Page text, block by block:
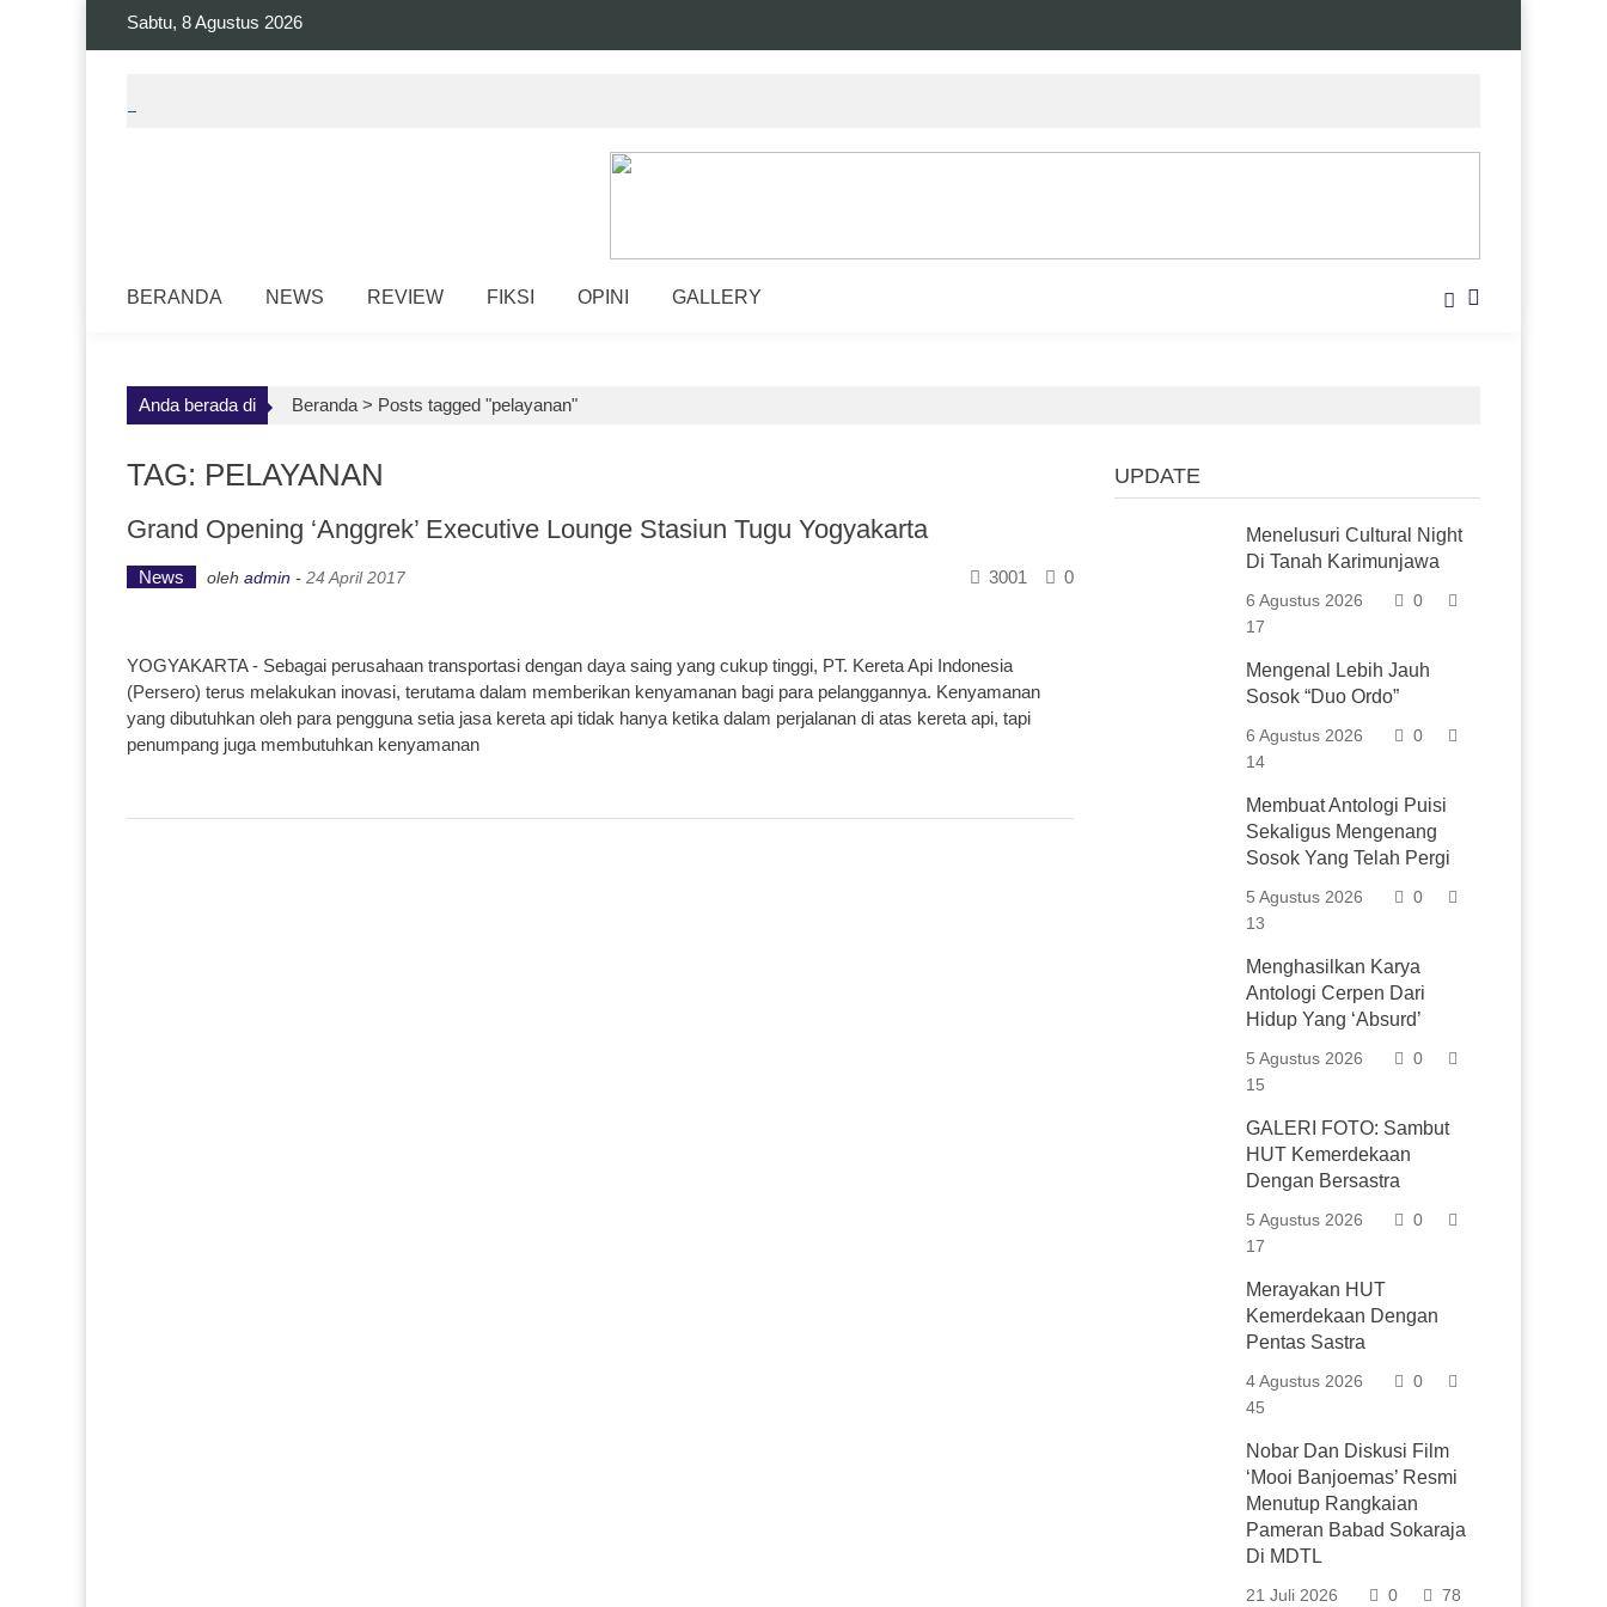
Sabtu, 8 Agustus 2026
BERANDA NEWS REVIEW FIKSI OPINI GALLERY
Anda berada di Beranda > Posts tagged "pelayanan"
TAG: PELAYANAN
Grand Opening ‘Anggrek’ Executive Lounge Stasiun Tugu Yogyakarta
News oleh admin - 24 April 2017 0
3001
YOGYAKARTA - Sebagai perusahaan transportasi dengan daya saing yang cukup tinggi, PT. Kereta Api Indonesia
(Persero) terus melakukan inovasi, terutama dalam memberikan kenyamanan bagi para pelanggannya. Kenyamanan
yang dibutuhkan oleh para pengguna setia jasa kereta api tidak hanya ketika dalam perjalanan di atas kereta api, tapi
penumpang juga membutuhkan kenyamanan
UPDATE
Menelusuri Cultural Night
Di Tanah Karimunjawa
6 Agustus 2026
0
17
Mengenal Lebih Jauh
Sosok “Duo Ordo”
6 Agustus 2026
0
14
Membuat Antologi Puisi
Sekaligus Mengenang
Sosok Yang Telah Pergi
5 Agustus 2026
0
13
Menghasilkan Karya
Antologi Cerpen Dari
Hidup Yang ‘Absurd’
5 Agustus 2026
0
15
GALERI FOTO: Sambut
HUT Kemerdekaan
Dengan Bersastra
5 Agustus 2026
0
17
Merayakan HUT
Kemerdekaan Dengan
Pentas Sastra
4 Agustus 2026
0
45
Nobar Dan Diskusi Film
‘Mooi Banjoemas’ Resmi
Menutup Rangkaian
Pameran Babad Sokaraja
Di MDTL
21 Juli 2026 0 78